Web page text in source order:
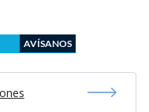
AVÍSANOS